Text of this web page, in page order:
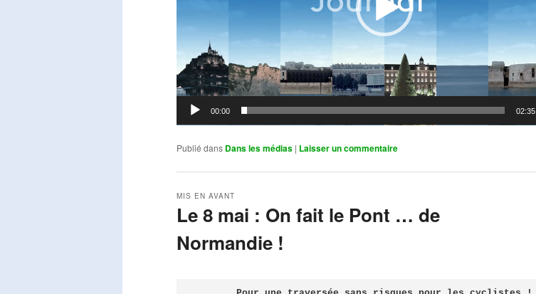
00:00 02:35
Publié dans Dans les médias | Laisser un commentaire
Le 8 mai : On fait le Pont … de
Normandie !
MIS EN AVANT